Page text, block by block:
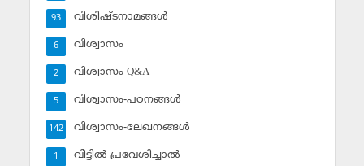
വിശിഷ്ടനാമങ്ങള്‍
93
വിശ്വാസം
6
വിശ്വാസം Q&A
2
വിശ്വാസം-പഠനങ്ങള്‍
5
വിശ്വാസം-ലേഖനങ്ങള്‍
142
വീട്ടില്‍ പ്രവേശിച്ചാല്‍
1